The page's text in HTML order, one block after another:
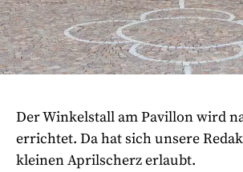
Der Winkelstall am Pavillon wird
errichtet. Da hat sich unsere
kleinen Aprilscherz erlaubt.